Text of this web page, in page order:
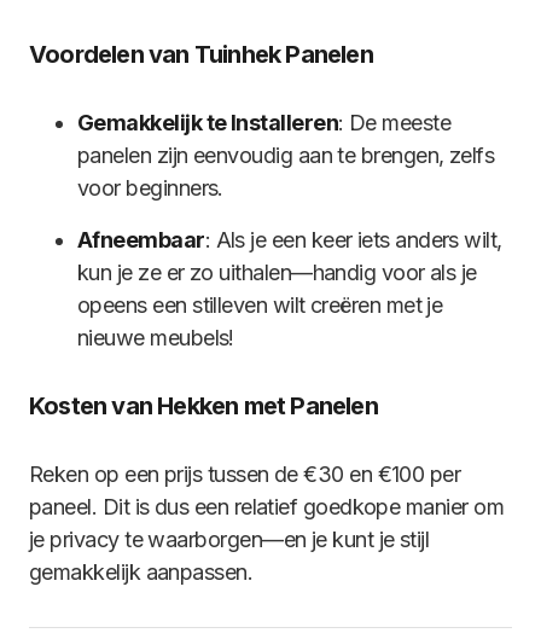
Voordelen van Tuinhek Panelen
Gemakkelijk te Installeren: De meeste
panelen zijn eenvoudig aan te brengen, zelfs
voor beginners.
Afneembaar: Als je een keer iets anders wilt,
kun je ze er zo uithalen—handig voor als je
opeens een stilleven wilt creëren met je
nieuwe meubels!
Kosten van Hekken met Panelen
Reken op een prijs tussen de €30 en €100 per
paneel. Dit is dus een relatief goedkope manier om
je privacy te waarborgen—en je kunt je stijl
gemakkelijk aanpassen.